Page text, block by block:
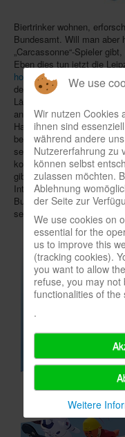
Archivierte
Biertrinker wohnen,
Bundesamt. Will man aber
„Carcassonne“-Spieler
Eben dies tun jetzt die
hobby-spiel
“ (2.-4.10.),
der Vertrieb Schmidt
Länder tritt am Mittag des
an, um den ersten
Hause zu holen. Um einen
bewerben, deren Mitglieder
selben Bundesland
kostenlos, müssen aber
gibt es neben dem Titel
Interessierte können ihre
Bundeslandangaben bis
senden.
We use
Wir nutzen Cookies
ihnen sind
während andere
Nutzererfahrung zu
können selbst
zulassen möchten.
Ablehnung
der Seite zur
We use cookies on
essential for the
us to improve this
(tracking cookies).
you want to allow
refuse, you may not
functionalities of the
.
Weitere